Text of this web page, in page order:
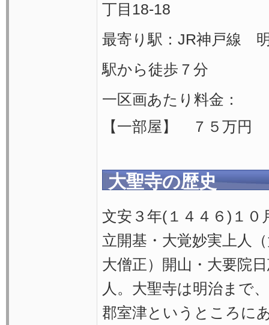
丁目18-18
最寄り駅：JR神戸線
駅から徒歩７分
一区画あたり料金：
【一部屋】 ７５万円
大聖寺の歴史
文安３年(１４４６)１０
立開基・大覚妙実上人
大僧正）開山・大要院
人。大聖寺は明治まで
郡室津というところに